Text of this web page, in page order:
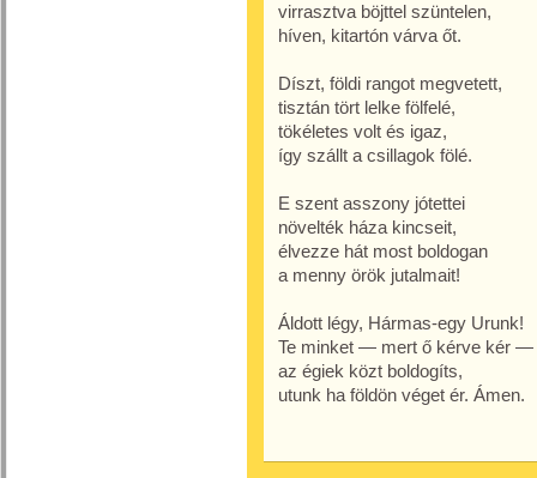
virrasztva böjttel szüntelen,
híven, kitartón várva őt.
Díszt, földi rangot megvetett,
tisztán tört lelke fölfelé,
tökéletes volt és igaz,
így szállt a csillagok fölé.
E szent asszony jótettei
növelték háza kincseit,
élvezze hát most boldogan
a menny örök jutalmait!
Áldott légy, Hármas-egy Urunk!
Te minket — mert ő kérve kér —
az égiek közt boldogíts,
utunk ha földön véget ér. Ámen.